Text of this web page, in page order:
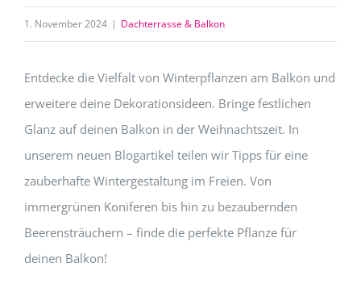
1. November 2024 | Dachterrasse & Balkon
Entdecke die Vielfalt von Winterpflanzen am Balkon und
erweitere deine Dekorationsideen. Bringe festlichen
Glanz auf deinen Balkon in der Weihnachtszeit. In
unserem neuen Blogartikel teilen wir Tipps für eine
zauberhafte Wintergestaltung im Freien. Von
immergrünen Koniferen bis hin zu bezaubernden
Beerensträuchern – finde die perfekte Pflanze für
deinen Balkon!